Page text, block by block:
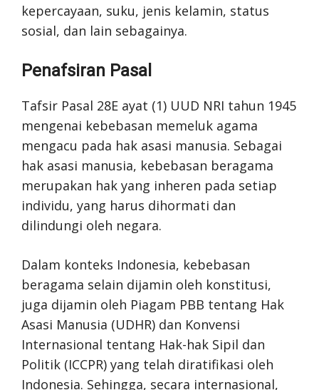
kepercayaan, suku, jenis kelamin, status
sosial, dan lain sebagainya.
Penafsiran Pasal
Tafsir Pasal 28E ayat (1) UUD NRI tahun 1945
mengenai kebebasan memeluk agama
mengacu pada hak asasi manusia. Sebagai
hak asasi manusia, kebebasan beragama
merupakan hak yang inheren pada setiap
individu, yang harus dihormati dan
dilindungi oleh negara.
Dalam konteks Indonesia, kebebasan
beragama selain dijamin oleh konstitusi,
juga dijamin oleh Piagam PBB tentang Hak
Asasi Manusia (UDHR) dan Konvensi
Internasional tentang Hak-hak Sipil dan
Politik (ICCPR) yang telah diratifikasi oleh
Indonesia. Sehingga, secara internasional,